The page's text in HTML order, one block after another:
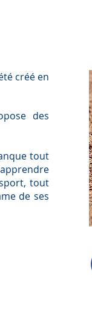
créé en
des
tout
tout
de ses